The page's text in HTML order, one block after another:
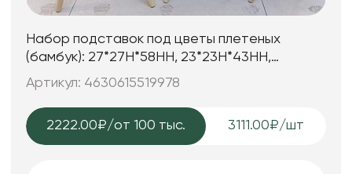
Набор подставок под цветы плетеных
(бамбук): 27*27H*58HH, 23*23H*43HH,
20*20H*34HH, 3 шт., натур.
Артикул: 4630615519978
2222.00₽/от 100 тыс. 3111.00₽/шт